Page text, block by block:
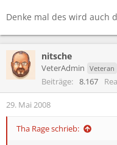
Denke mal des wird auch
nitsche
VeterAdmin Veteran
Beiträge 8.167
29. Mai 2008
Tha Rage schrieb: